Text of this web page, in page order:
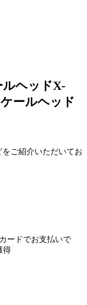
ルヘッドX-
ールヘッド
をご紹介いただいてお
ードでお支払いで
得